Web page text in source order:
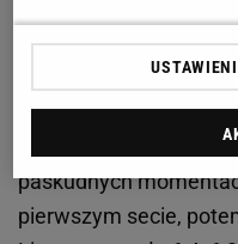
Viktoriją Golubić.
przesadnie słabego
drugim secie odrobić
Magda miała talent
paskudnych
pierwszym secie,